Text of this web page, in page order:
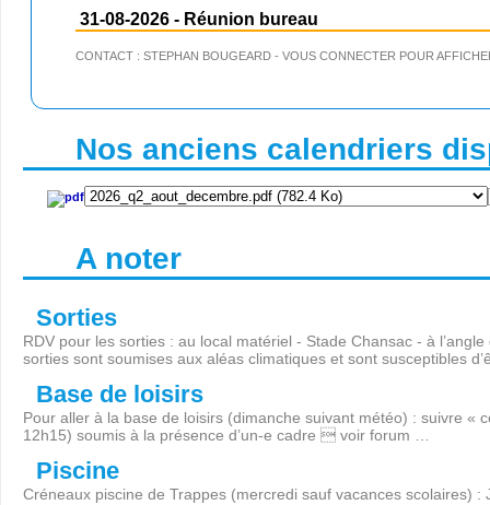
31-08-2026 - Réunion bureau
CONTACT : STEPHAN BOUGEARD - VOUS CONNECTER POUR
Nos anciens calendriers
A noter
Sorties
RDV pour les sorties : au local matériel - Stade Chansac - à
sorties sont soumises aux aléas climatiques et sont susceptibles
Base de loisirs
Pour aller à la base de loisirs (dimanche suivant météo) : suivre
12h15) soumis à la présence d’un-e cadre  voir forum …
Piscine
Créneaux piscine de Trappes (mercredi sauf vacances scolaires)